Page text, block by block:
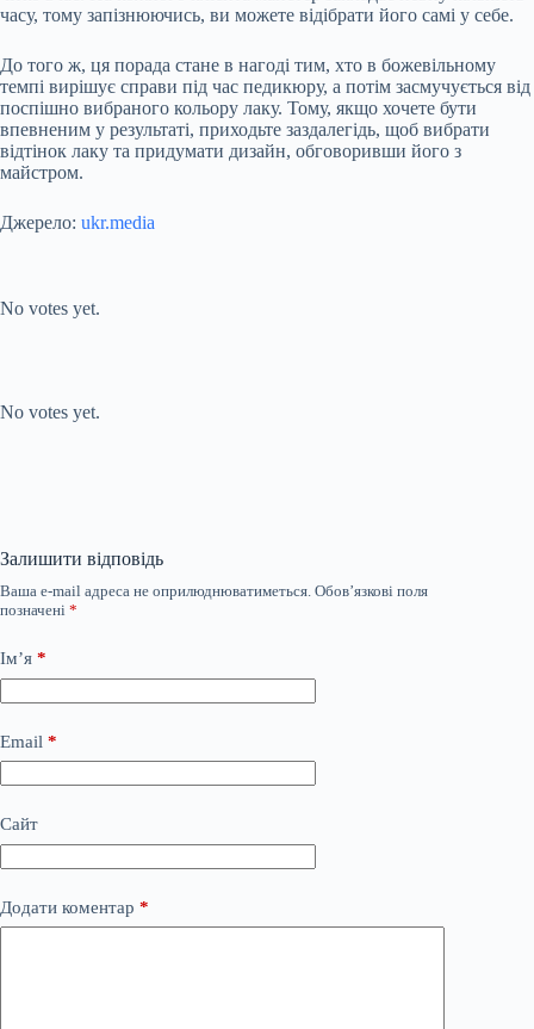
часу, тому запізнюючись, ви можете відібрати його самі у себе.
До того ж, ця порада стане в нагоді тим, хто в божевільному
темпі вирішує справи під час педикюру, а потім засмучується від
поспішно вибраного кольору лаку. Тому, якщо хочете бути
впевненим у результаті, приходьте заздалегідь, щоб вибрати
відтінок лаку та придумати дизайн, обговоривши його з
майстром.
Джерело: ukr.media
No votes yet.
No votes yet.
Залишити відповідь
Ваша e-mail адреса не оприлюднюватиметься. Обов’язкові поля
позначені *
Ім’я *
Email *
Сайт
Додати коментар *